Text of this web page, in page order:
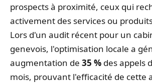
prospects à proximité, ceux qui
activement des services ou
Lors d'un audit récent pour un
genevois, l'optimisation locale a
augmentation de 35 % des appels
mois, prouvant l'efficacité de cette